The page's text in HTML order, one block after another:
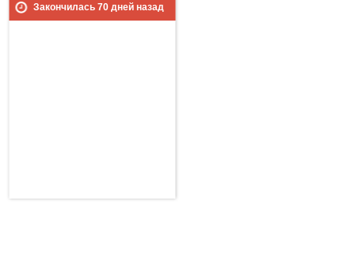
Закончилась 70дней назад